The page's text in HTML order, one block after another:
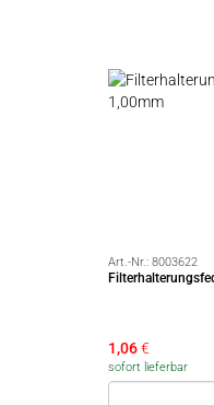
Art.-Nr.: 8003622
1,06€
sofort lieferbar